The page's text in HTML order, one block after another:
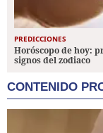
PREDICCIONES
Horóscopo de hoy:
signos del zodiaco
CONTENIDO